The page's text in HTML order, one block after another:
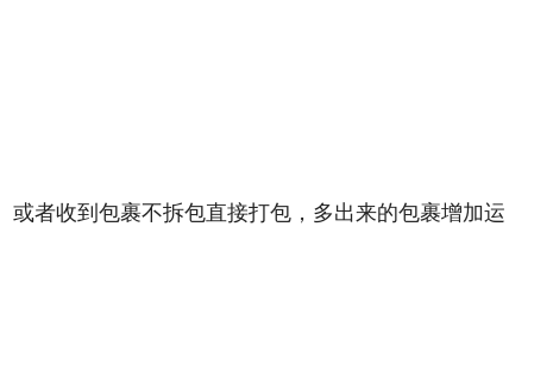
者收到包裹不拆包直接打包，多出来的包裹增加运